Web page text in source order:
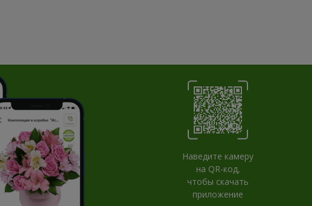
Наведите камеру
на QR-код,
чтобы скачать
приложение